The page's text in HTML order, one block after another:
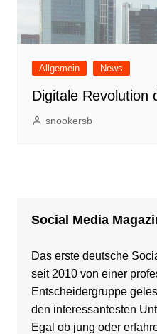
Allgemein News
Digitale Revolution
snookersb
Social Media
Das erste deutsche
seit 2010 von einer
Entscheidergruppe
den interessantesten
Egal ob jung oder